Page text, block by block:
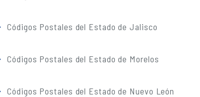
Códigos Postales del Estado de Jalisco
Códigos Postales del Estado de Morelos
Códigos Postales del Estado de Nuevo León